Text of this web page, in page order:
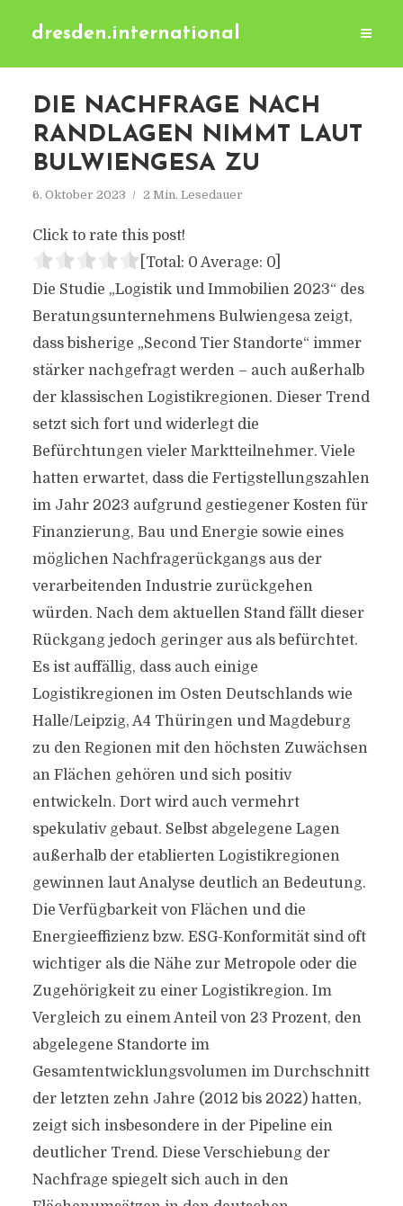
dresden.international
DIE NACHFRAGE NACH
RANDLAGEN NIMMT LAUT
BULWIENGESA ZU
6. Oktober 2023 2 Min. Lesedauer
Click to rate this post!
[Total: 0 Average: 0]
Die Studie „Logistik und Immobilien 2023“ des
Beratungsunternehmens Bulwiengesa zeigt,
dass bisherige „Second Tier Standorte“ immer
stärker nachgefragt werden – auch außerhalb
der klassischen Logistikregionen. Dieser Trend
setzt sich fort und widerlegt die
Befürchtungen vieler Marktteilnehmer. Viele
hatten erwartet, dass die Fertigstellungszahlen
im Jahr 2023 aufgrund gestiegener Kosten für
Finanzierung, Bau und Energie sowie eines
möglichen Nachfragerückgangs aus der
verarbeitenden Industrie zurückgehen
würden. Nach dem aktuellen Stand fällt dieser
Rückgang jedoch geringer aus als befürchtet.
Es ist auffällig, dass auch einige
Logistikregionen im Osten Deutschlands wie
Halle/Leipzig, A4 Thüringen und Magdeburg
zu den Regionen mit den höchsten Zuwächsen
an Flächen gehören und sich positiv
entwickeln. Dort wird auch vermehrt
spekulativ gebaut. Selbst abgelegene Lagen
außerhalb der etablierten Logistikregionen
gewinnen laut Analyse deutlich an Bedeutung.
Die Verfügbarkeit von Flächen und die
Energieeffizienz bzw. ESG-Konformität sind oft
wichtiger als die Nähe zur Metropole oder die
Zugehörigkeit zu einer Logistikregion. Im
Vergleich zu einem Anteil von 23 Prozent, den
abgelegene Standorte im
Gesamtentwicklungsvolumen im Durchschnitt
der letzten zehn Jahre (2012 bis 2022) hatten,
zeigt sich insbesondere in der Pipeline ein
deutlicher Trend. Diese Verschiebung der
Nachfrage spiegelt sich auch in den